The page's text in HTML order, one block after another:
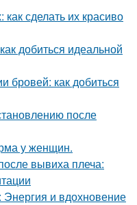
сделать их красиво
добиться идеальной
бровей: как добиться
после
у женщин.
вывиха плеча:
и вдохновение